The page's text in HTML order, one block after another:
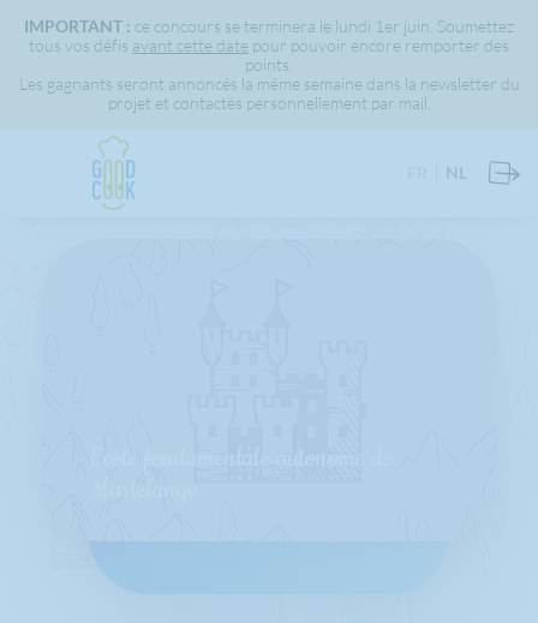
IMPORTANT : ce concours se terminera le lundi 1er juin. Soumettez
tous vos défis avant cette date pour pouvoir encore remporter des
points.
Les gagnants seront annoncés la même semaine dans la newsletter du
projet et contactés personnellement par mail.
NL